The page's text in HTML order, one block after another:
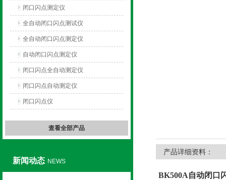
闭口闪点测定仪
全自动闭口闪点测试仪
全自动闭口闪点测定仪
自动闭口闪点测定仪
闭口闪点全自动测定仪
闭口闪点自动测定仪
闭口闪点仪
查看全部产品
新闻动态 NEWS
产品详细资料：
BK500A自动闭口